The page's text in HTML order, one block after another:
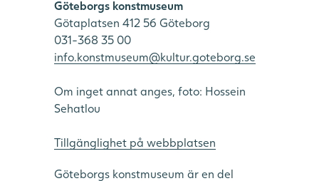
Folke Persson, 1905–1964, Härryda station,
1933, olja på duk, 90 x 115 cm, Göteborgs
konstmuseum, inköpt 1965. Foto: Hossein
Sehatlou.
Svävande ljuskällor
scenen i verket. Strålkastare skiner som gula
kallt, vitt ljus flödar från stationshuset ut över
Göteborgs konstmuseum
Götaplatsen 412 56 Göteborg
031-368 35 00
info.konstmuseum@kultur.goteborg.se
Om inget annat anges, foto: Hossein
Sehatlou
Tillgänglighet på webbplatsen
Göteborgs konstmuseum är en del